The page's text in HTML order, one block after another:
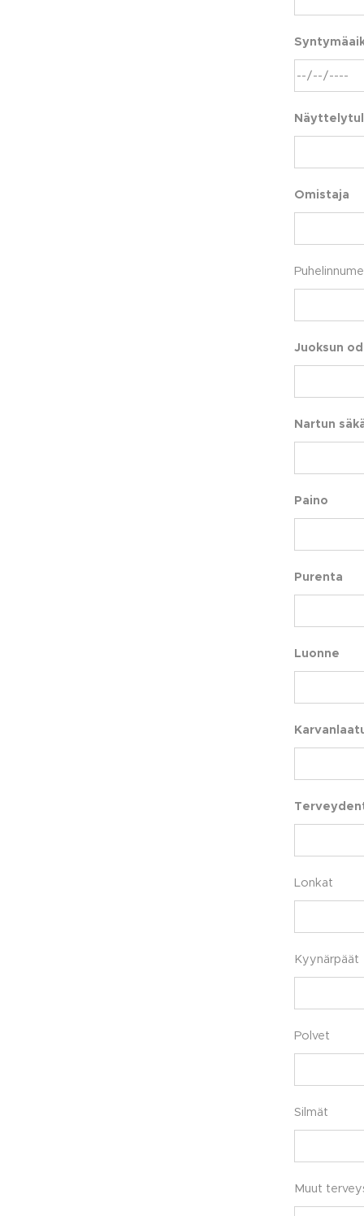
Omistaja
Juoksun
Nartun
Paino
Purenta
Luonne
Lonkat
Kyynärpäät
Polvet
Silmät
Muut